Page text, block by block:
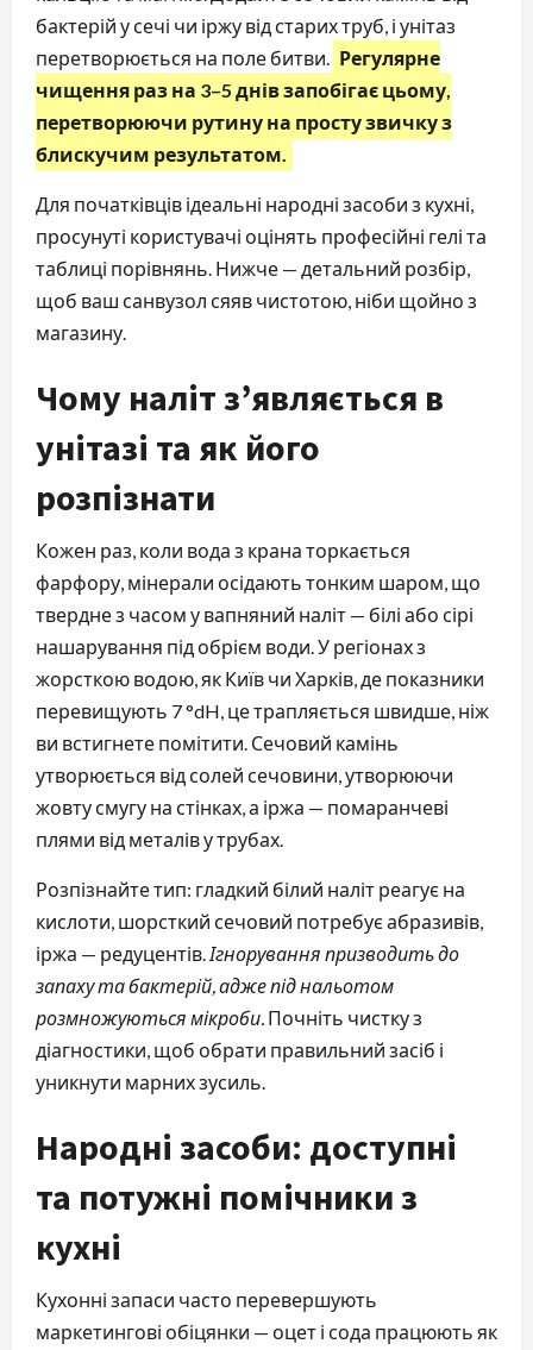
бактерій у сечі чи іржу від старих труб, і унітаз
перетворюється на поле битви.
Регулярне
чищення раз на 3–5 днів запобігає цьому,
перетворюючи рутину на просту звичку з
блискучим результатом.
Для початківців ідеальні народні засоби з кухні,
просунуті користувачі оцінять професійні гелі та
таблиці порівнянь. Нижче — детальний розбір,
щоб ваш санвузол сяяв чистотою, ніби щойно з
магазину.
Чому наліт з’являється в
унітазі та як його
розпізнати
Кожен раз, коли вода з крана торкається
фарфору, мінерали осідають тонким шаром, що
твердне з часом у вапняний наліт — білі або сірі
нашарування під обрієм води. У регіонах з
жорсткою водою, як Київ чи Харків, де показники
перевищують 7 °dH, це трапляється швидше, ніж
ви встигнете помітити. Сечовий камінь
утворюється від солей сечовини, утворюючи
жовту смугу на стінках, а іржа — помаранчеві
плями від металів у трубах.
Розпізнайте тип: гладкий білий наліт реагує на
кислоти, шорсткий сечовий потребує абразивів,
іржа — редуцентів. Ігнорування призводить до
запаху та бактерій, адже під нальотом
розмножуються мікроби. Почніть чистку з
діагностики, щоб обрати правильний засіб і
уникнути марних зусиль.
Народні засоби: доступні
та потужні помічники з
кухні
Кухонні запаси часто перевершують
маркетингові обіцянки — оцет і сода працюють як